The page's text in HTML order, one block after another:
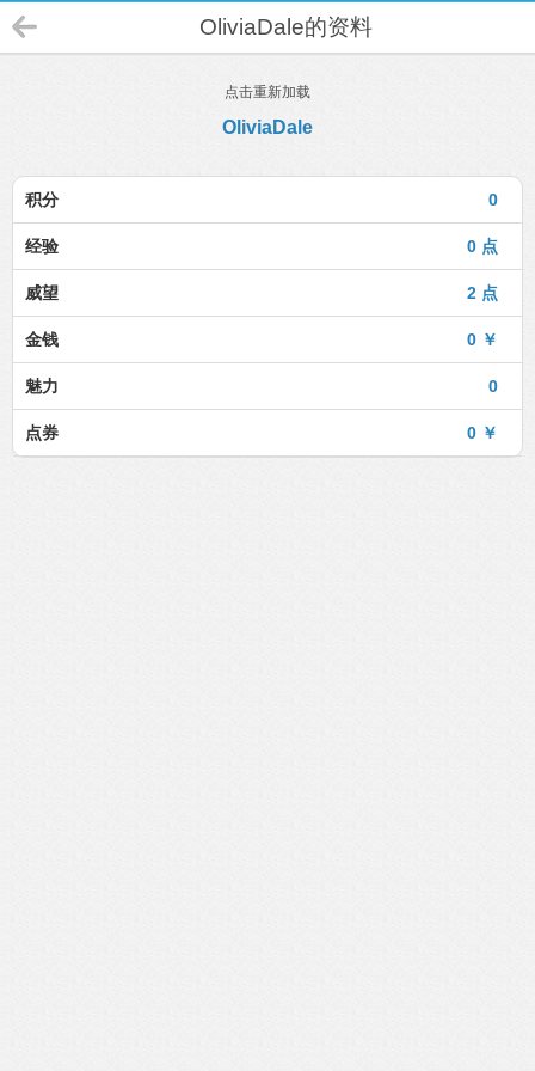
OliviaDale的资料
点击重新加载
OliviaDale
0
积分
0 点
经验
2 点
威望
0 ￥
金钱
0
魅力
0 ￥
点券